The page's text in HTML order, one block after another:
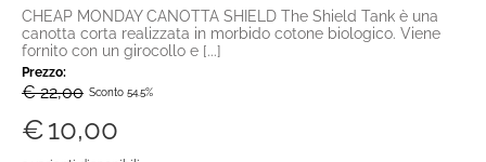
CHEAP MONDAY CANOTTA SHIELD The Shield Tank è una
canotta corta realizzata in morbido cotone biologico. Viene
fornito con un girocollo e [...]
Prezzo:
€ 22,00 Sconto 54.5%
€10,00